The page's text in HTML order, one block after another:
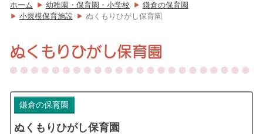
ホーム 幼稚園・保育園・小学校
鎌倉の保育園
小規模保育施設
ぬくもりひがし保育園
ぬくもりひがし保育園
鎌倉の保育園
ぬくもりひがし保育園